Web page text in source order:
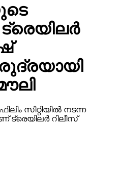
സിറ്റിയില്‍ നടന്ന
ട്രെയിലര്‍ റിലീസ്